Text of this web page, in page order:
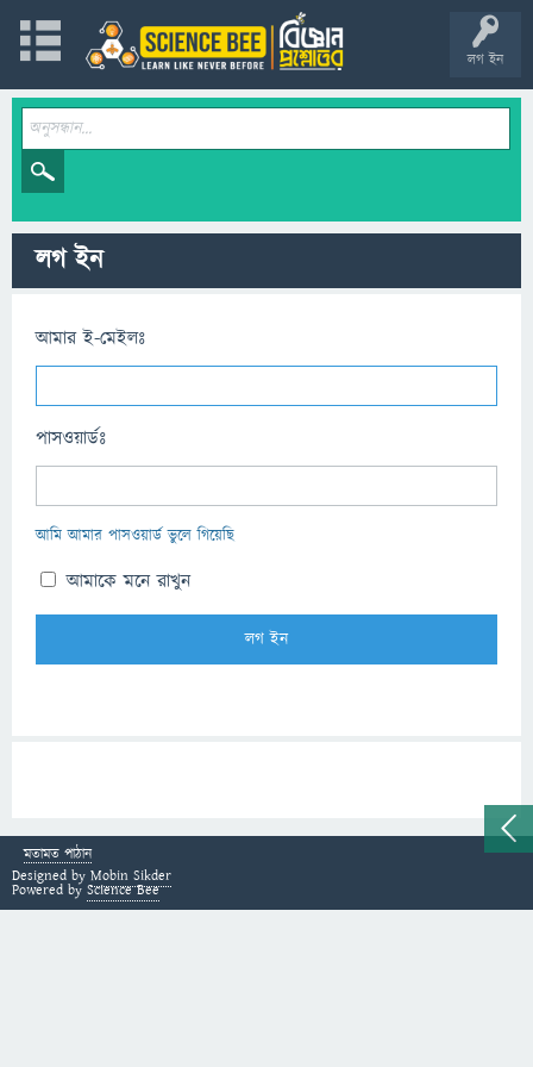
লগ ইন
লগ ইন
আমার ই-মেইলঃ
পাসওয়ার্ডঃ
আমি আমার পাসওয়ার্ড ভুলে গিয়েছি
আমাকে মনে রাখুন
মতামত পাঠান
Designed by Mobin Sikder
Powered by Science Bee